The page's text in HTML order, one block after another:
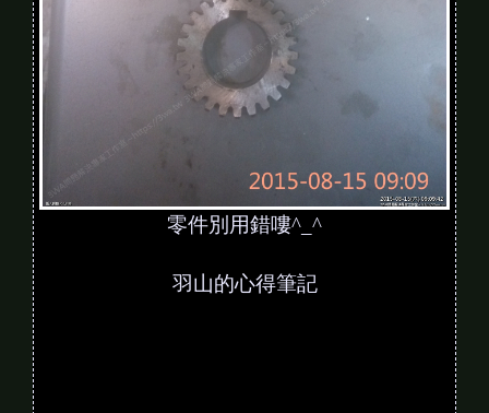
零件別用錯嘍^_^
羽山的心得筆記